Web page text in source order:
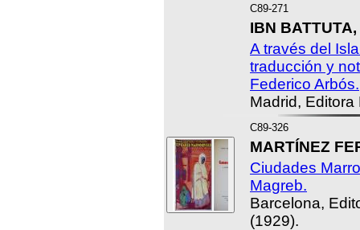
C89-271
IBN
A través del
traducción y
Federico Arbós.
Madrid,
C89-326
MARTÍNEZ
Ciudades
Magreb.
Barcelona,
(1929).